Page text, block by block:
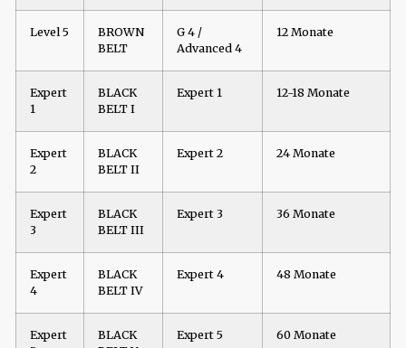
Level 5
BROWN
BELT
G 4 /
Advanced 4
12 Monate
Expert
1
BLACK
BELT I
Expert 1 12-18 Monate
Expert
2
BLACK
BELT II
Expert 2 24 Monate
Expert
3
BLACK
BELT III
Expert 3 36 Monate
Expert
4
BLACK
BELT IV
Expert 4 48 Monate
Expert
BLACK
Expert 5 60 Monate